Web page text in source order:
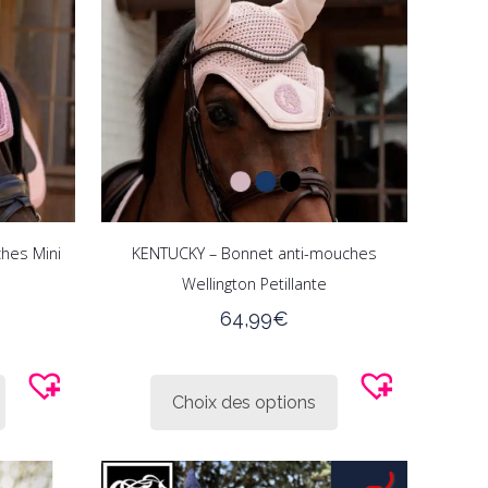
peuvent
choisies
sur
la
page
du
produit
être
choisies
sur
la
page
du
produit
Mini
produit
variations.
KENTUCKY – Bonnet anti-mouches
Wellington Petillante
64,99€
Choix des options
produit
variations.